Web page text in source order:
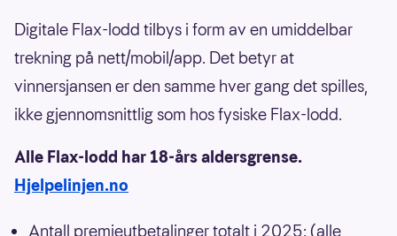
Digitale Flax-lodd tilbys i form av en umiddelbar
trekning på nett/mobil/app. Det betyr at
vinnersjansen er den samme hver gang det spilles,
ikke gjennomsnittlig som hos fysiske Flax-lodd.
Alle Flax-lodd har 18-års aldersgrense.
Hjelpelinjen.no
Antall premieutbetalinger totalt i 2025: (alle